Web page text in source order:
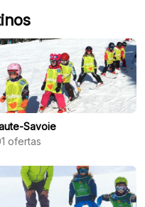
Savoie
ofertas